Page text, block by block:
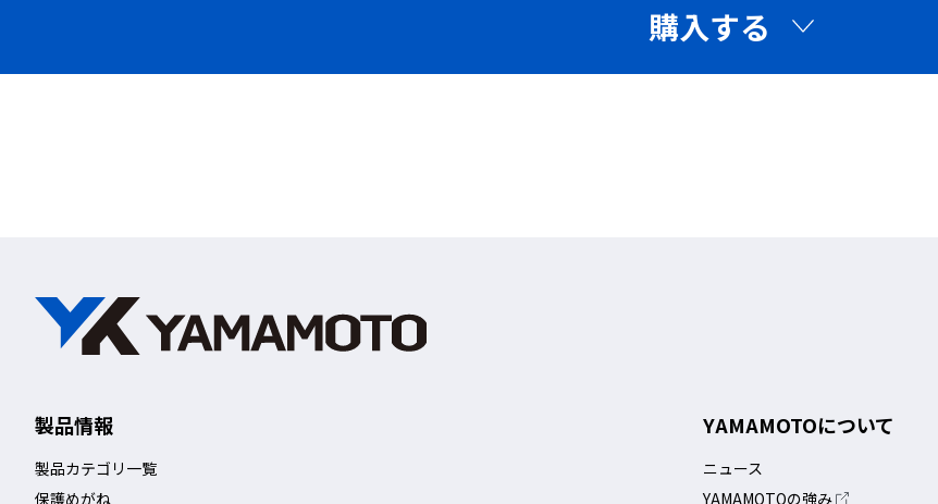
つる角度調節可購入する
製品情報
製品カテゴリ一覧
保護めがね
YAMAMOTOについて
ニュース
YAMAMOTOの強み